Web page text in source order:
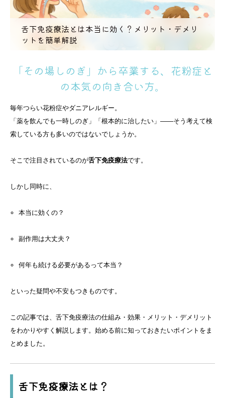
舌下免疫療法とは本当に効く？メリット・デメリ
ットを簡単解説
「その場しのぎ」から卒業する、花粉症と
の本気の向き合い方。
毎年つらい花粉症やダニアレルギー。
「薬を飲んでも一時しのぎ」「根本的に治したい」――そう考えて検
索している方も多いのではないでしょうか。
そこで注目されているのが舌下免疫療法です。
しかし同時に、
本当に効くの？
副作用は大丈夫？
何年も続ける必要があるって本当？
といった疑問や不安もつきものです。
この記事では、舌下免疫療法の仕組み・効果・メリット・デメリット
をわかりやすく解説します。始める前に知っておきたいポイントをま
とめました。
舌下免疫療法とは？